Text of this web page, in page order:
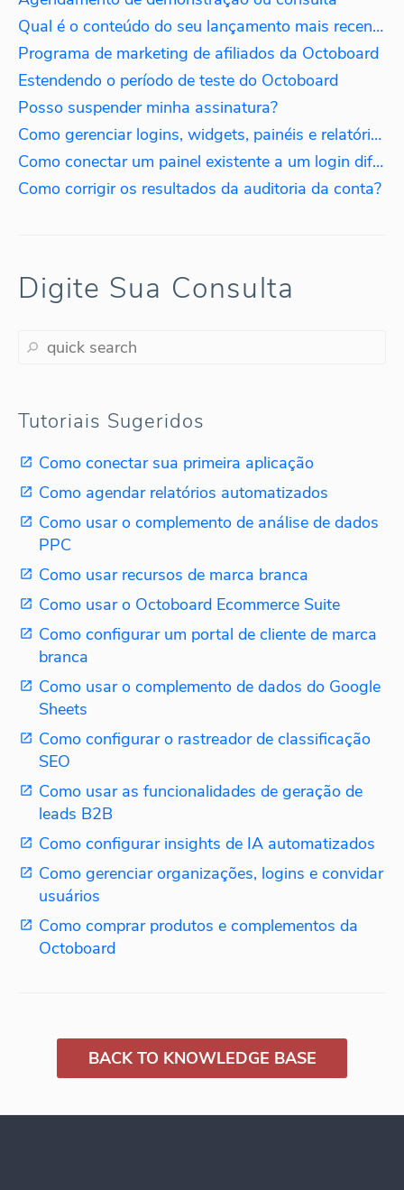
Qual é o conteúdo do seu lançamento mais recente?
Programa de marketing de afiliados da Octoboard
Estendendo o período de teste do Octoboard
Posso suspender minha assinatura?
Como gerenciar logins, widgets, painéis e relatórios?
Como conectar um painel existente a um login diferente?
Como corrigir os resultados da auditoria da conta?
Digite Sua Consulta
Tutoriais Sugeridos
Como conectar sua primeira aplicação
Como agendar relatórios automatizados
Como usar o complemento de análise de dados
PPC
Como usar recursos de marca branca
Como usar o Octoboard Ecommerce Suite
Como configurar um portal de cliente de marca
branca
Como usar o complemento de dados do Google
Sheets
Como configurar o rastreador de classificação
SEO
Como usar as funcionalidades de geração de
leads B2B
Como configurar insights de IA automatizados
Como gerenciar organizações, logins e convidar
usuários
Como comprar produtos e complementos da
Octoboard
BACK TO KNOWLEDGE BASE